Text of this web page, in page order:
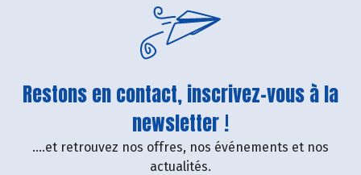
Restons en contact, inscrivez-vous à la
newsletter !
....et retrouvez nos offres, nos événements et nos
actualités.